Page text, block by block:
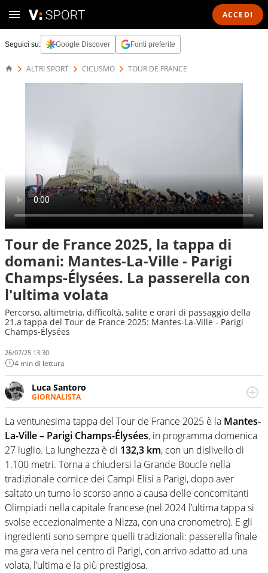
ACCEDI
Seguici su: Google Discover Fonti preferite
ALTRI SPORT CICLISMO TOUR DE FRANCE
Tour de France 2025, la tappa di
domani: Mantes-La-Ville - Parigi
Champs-Élysées. La passerella con
l'ultima volata
Percorso, altimetria, difficoltà, salite e orari di passaggio della
21.a tappa del Tour de France 2025: Mantes-La-Ville - Parigi
Champs-Élysées
26/07/25 13:30
4 min di lettura
Luca Santoro
GIORNALISTA
Esperto di Motorsport ma, più in generale, appassionato
di tutto ciò che sia Sport, anche senza il Motor. Dà il
meglio di sé quando la strada fa largo alle due o alle
quattro ruote
La ventunesima tappa del Tour de France 2025 è la Mantes-
La-Ville – Parigi Champs-Élysées, in programma domenica
27 luglio. La lunghezza è di 132,3 km, con un dislivello di
1.100 metri. Torna a chiudersi la Grande Boucle nella
tradizionale cornice dei Campi Elisi a Parigi, dopo aver
saltato un turno lo scorso anno a causa delle concomitanti
Olimpiadi nella capitale francese (nel 2024 l’ultima tappa si
svolse eccezionalmente a Nizza, con una cronometro). E gli
ingredienti sono sempre quelli tradizionali: passerella finale
ma gara vera nel centro di Parigi, con arrivo adatto ad una
volata, l’ultima e la più prestigiosa.